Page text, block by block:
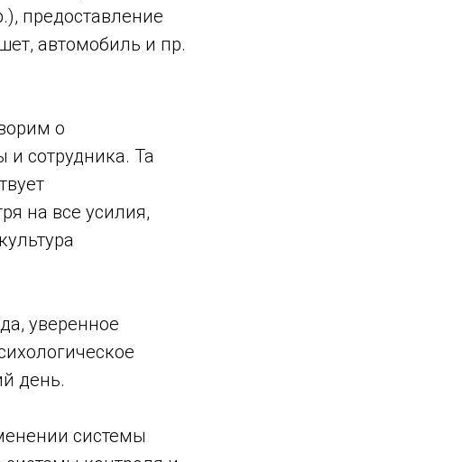
предоставление
автомобиль и пр.
о
и сотрудника. Та
на все усилия,
уверенное
день.
системы